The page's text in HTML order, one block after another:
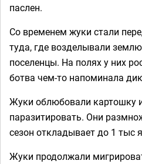
паслен.
Со временем жуки стали
туда, где возделывали
поселенцы. На полях у них
ботва чем-то напоминала
Жуки облюбовали картошку
паразитировать. Они
сезон откладывает до 1 тыс
Жуки продолжали